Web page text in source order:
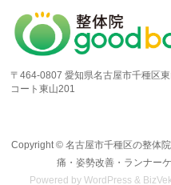
〒464-0807 愛知県名古屋市千種区
コート東山201
Copyright ©名古屋市千種区の整体
痛・姿勢改善・ランナー
Powered byWordPress &